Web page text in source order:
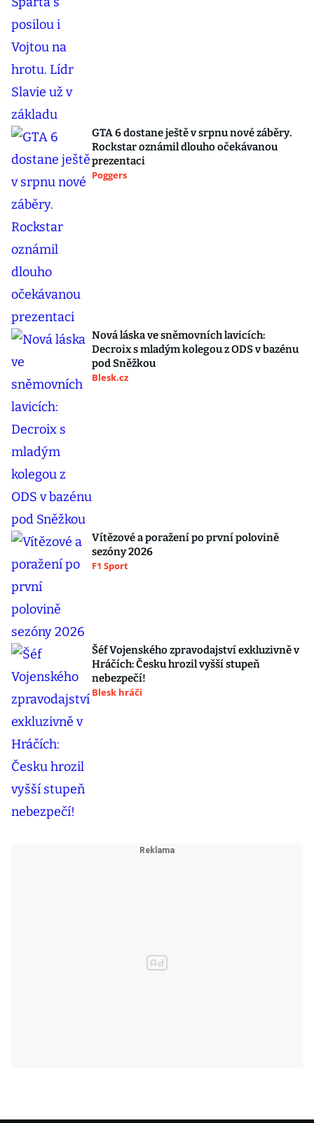
GTA 6 dostane ještě v srpnu nové záběry.
Rockstar oznámil dlouho očekávanou
prezentaci
Poggers
Nová láska ve sněmovních lavicích:
Decroix s mladým kolegou z ODS v bazénu
pod Sněžkou
Blesk.cz
Vítězové a poražení po první polovině
sezóny 2026
F1 Sport
Šéf Vojenského zpravodajství exkluzivně v
Hráčích: Česku hrozil vyšší stupeň
nebezpečí!
Blesk hráči